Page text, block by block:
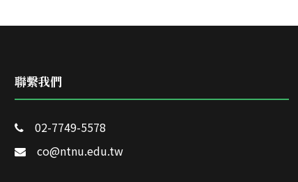
聯繫我們
02-7749-5578
co@ntnu.edu.tw